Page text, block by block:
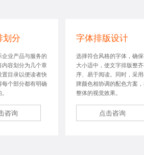
划分
企业产品与服务的
内容划分为几个章
置目录以便读者快
每个部分都有明确
咨询
字体排版设计
选择符合风格的字体，确
大小适中，使文字排版整
序、易于阅读。同时，采
牌颜色相协调的配色方案
整体的视觉效果。
点击咨询